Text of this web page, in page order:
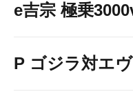
e吉宗 極乗
P ゴジラ対エ